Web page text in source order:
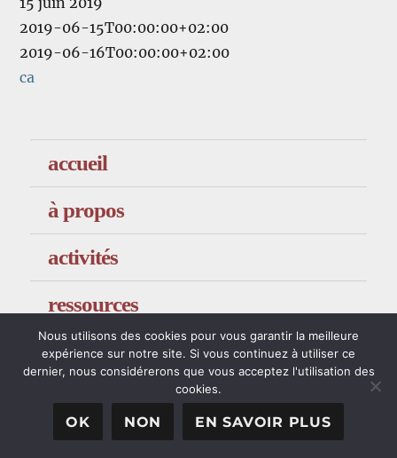
2019-06-15T00:00:00+02:00
2019-06-16T00:00:00+02:00
ca
accueil
à propos
activités
ressources
contacts
Nous utilisons des cookies pour vous garantir la meilleure
expérience sur notre site. Si vous continuez à utiliser ce
dernier, nous considérerons que vous acceptez l'utilisation des
cookies.
OK NON EN SAVOIR PLUS